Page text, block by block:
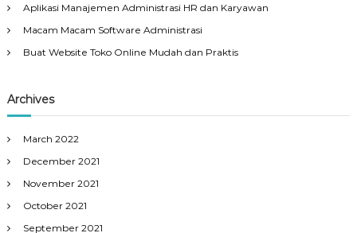
Aplikasi Manajemen Administrasi HR dan Karyawan
Macam Macam Software Administrasi
Buat Website Toko Online Mudah dan Praktis
Archives
March 2022
December 2021
November 2021
October 2021
September 2021